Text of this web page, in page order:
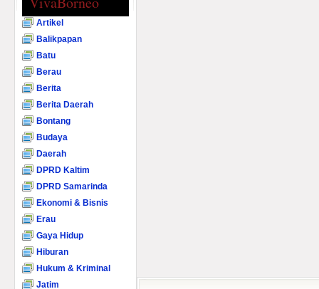
Artikel
Balikpapan
Batu
Berau
Berita
Berita Daerah
Bontang
Budaya
Daerah
DPRD Kaltim
DPRD Samarinda
Ekonomi & Bisnis
Erau
Gaya Hidup
Hiburan
Hukum & Kriminal
Jatim